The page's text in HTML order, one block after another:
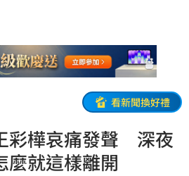
看新聞換好禮
彩樺哀痛發聲 深夜
麼就這樣離開